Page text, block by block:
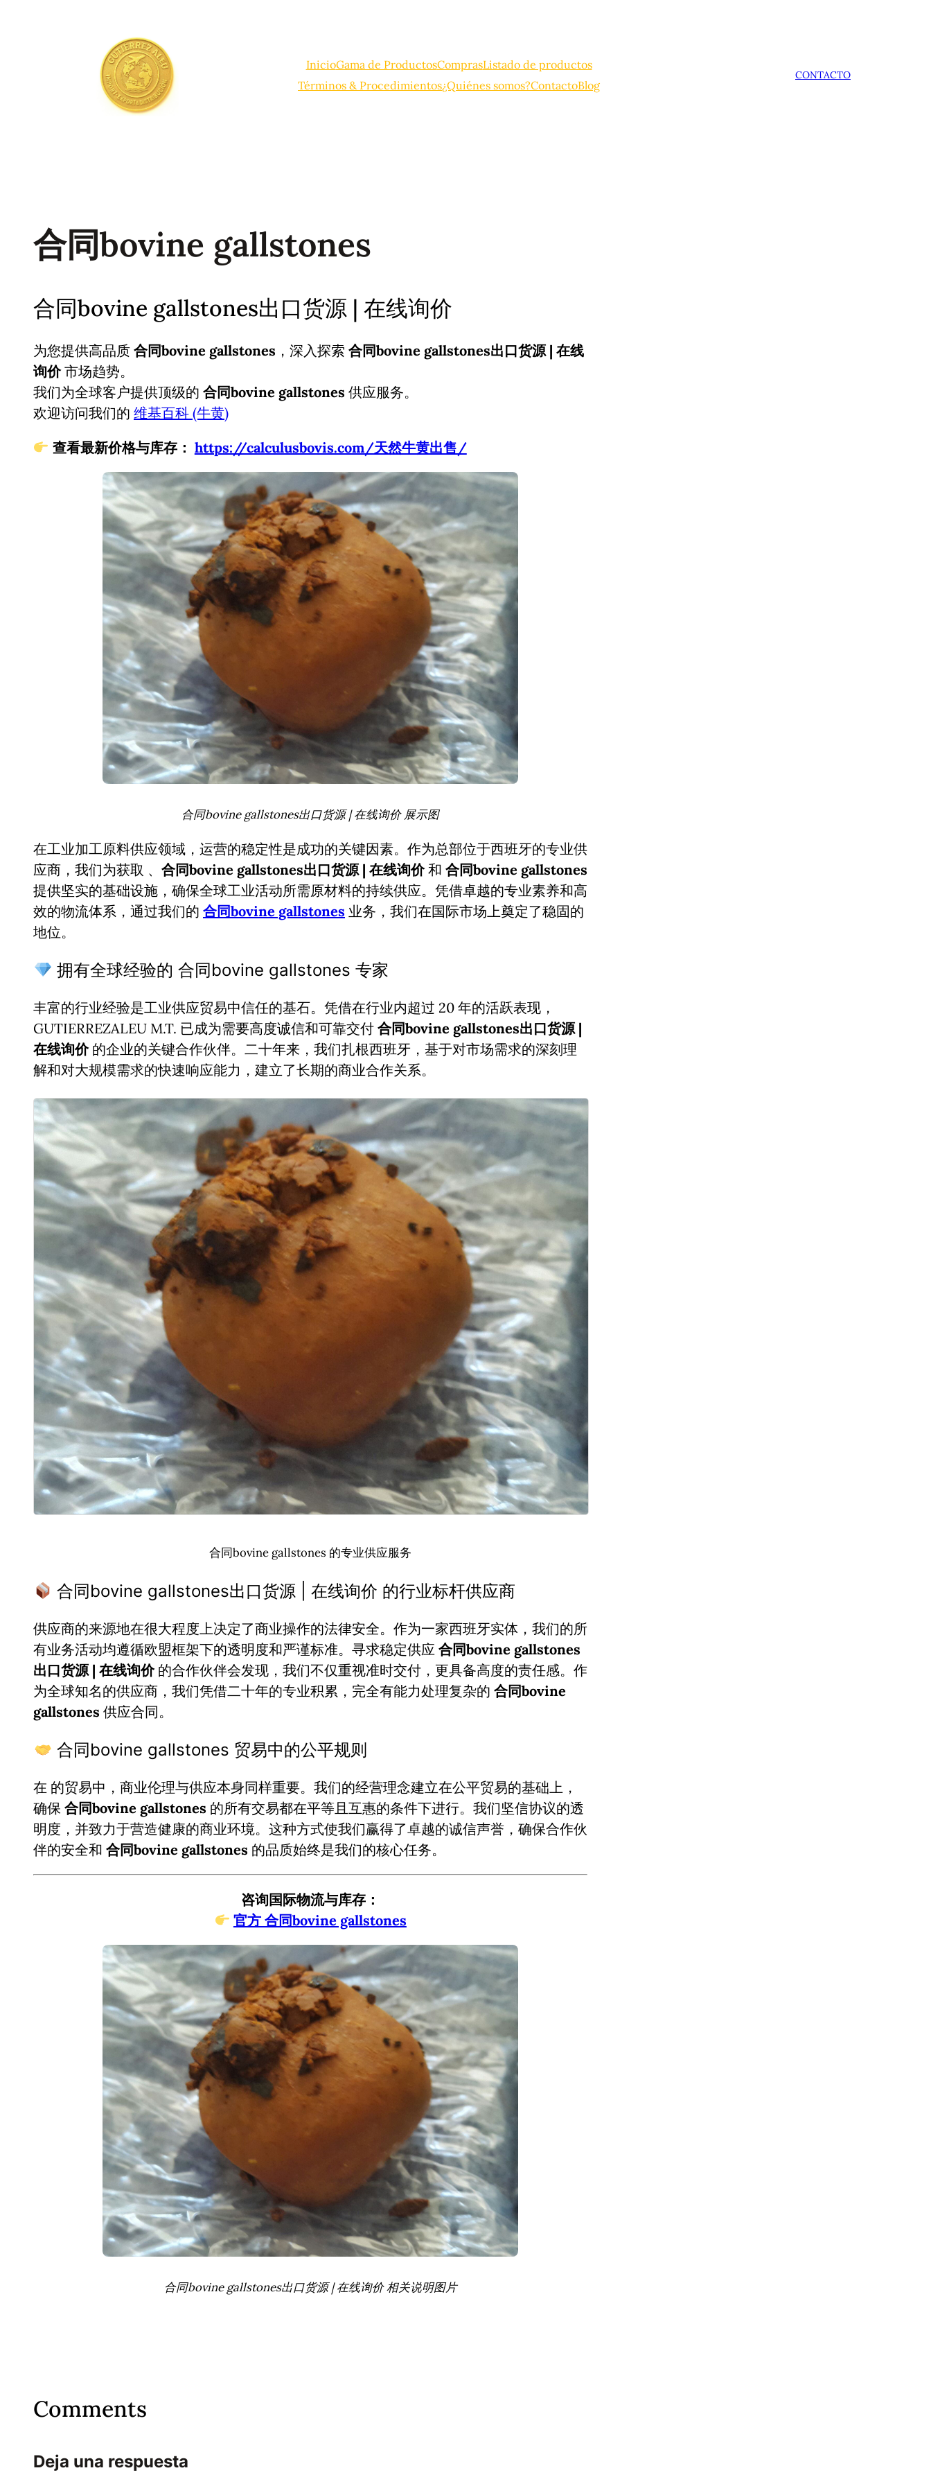
InicioGama de ProductosComprasListado de productos
Términos & Procedimientos¿Quiénes somos?ContactoBlog
CONTACTO
合同bovine gallstones
合同bovine gallstones出口货源 | 在线询价
为您提供高品质 合同bovine gallstones ，深入探索 合同bovine gallstones出口货源 | 在线
询价市场趋势。
我们为全球客户提供顶级的 合同bovine gallstones 供应服务。
欢迎访问我们的 维基百科 (牛黄)
查看最新价格与库存： https://calculusbovis.com/天然牛黄出售/
合同bovine gallstones出口货源 | 在线询价 展示图
在工业加工原料供应领域，运营的稳定性是成功的关键因素。作为总部位于西班牙的专业供
应商，我们为获取 、 合同bovine gallstones出口货源 | 在线询价和 合同bovine gallstones
提供坚实的基础设施，确保全球工业活动所需原材料的持续供应。凭借卓越的专业素养和高
效的物流体系，通过我们的 合同bovine gallstones 业务，我们在国际市场上奠定了稳固的
地位。
拥有全球经验的 合同bovine gallstones 专家
丰富的行业经验是工业供应贸易中信任的基石。凭借在行业内超过 20 年的活跃表现，
GUTIERREZALEU M.T. 已成为需要高度诚信和可靠交付 合同bovine gallstones出口货源 |
在线询价的企业的关键合作伙伴。二十年来，我们扎根西班牙，基于对市场需求的深刻理
解和对大规模需求的快速响应能力，建立了长期的商业合作关系。
合同bovine gallstones 的专业供应服务
合同bovine gallstones出口货源 | 在线询价 的行业标杆供应商
供应商的来源地在很大程度上决定了商业操作的法律安全。作为一家西班牙实体，我们的所
有业务活动均遵循欧盟框架下的透明度和严谨标准。寻求稳定供应 合同bovine gallstones
出口货源 | 在线询价的合作伙伴会发现，我们不仅重视准时交付，更具备高度的责任感。作
为全球知名的供应商，我们凭借二十年的专业积累，完全有能力处理复杂的 合同bovine
gallstones 供应合同。
合同bovine gallstones 贸易中的公平规则
在 的贸易中，商业伦理与供应本身同样重要。我们的经营理念建立在公平贸易的基础上，
确保 合同bovine gallstones 的所有交易都在平等且互惠的条件下进行。我们坚信协议的透
明度，并致力于营造健康的商业环境。这种方式使我们赢得了卓越的诚信声誉，确保合作伙
伴的安全和 合同bovine gallstones 的品质始终是我们的核心任务。
咨询国际物流与库存：
官方 合同bovine gallstones
合同bovine gallstones出口货源 | 在线询价 相关说明图片
Comments
Deja una respuesta